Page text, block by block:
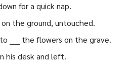
for a quick nap.
on the ground, untouched.
____ the flowers on the grave.
his desk and left.